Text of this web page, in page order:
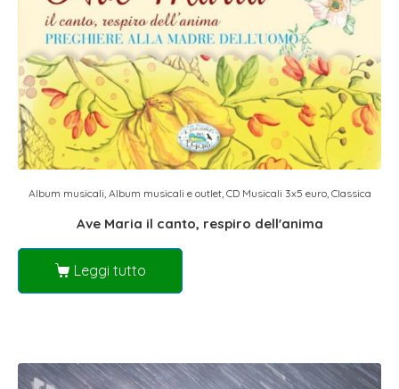
Album musicali, Album musicali e outlet, CD Musicali 3x5 euro, Classica
Ave Maria il canto, respiro dell'anima
Leggi tutto